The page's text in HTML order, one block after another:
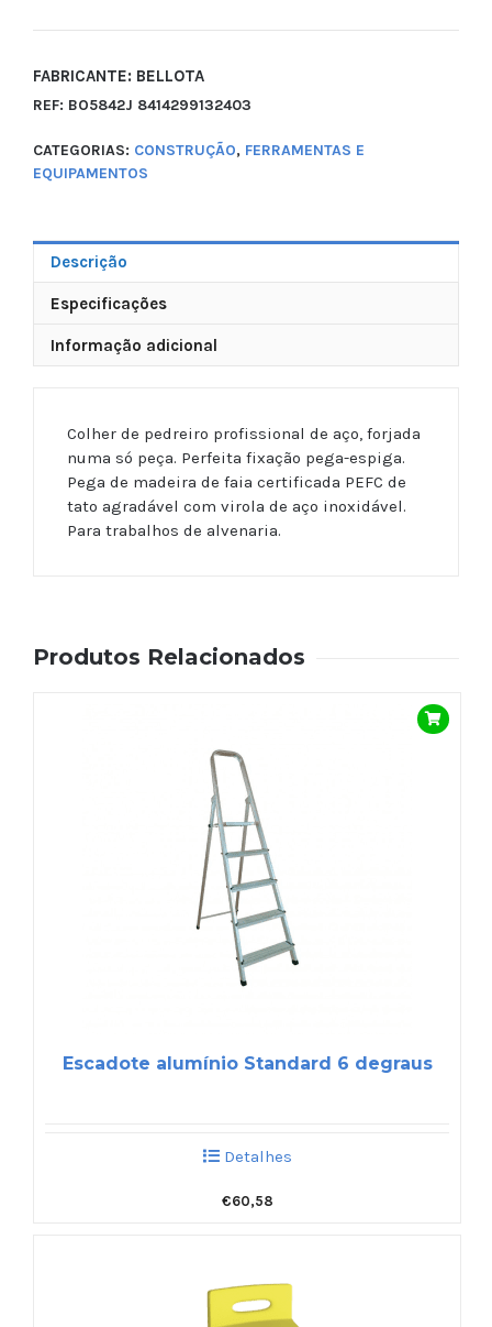
FABRICANTE: BELLOTA
REF: BO5842J 8414299132403
CATEGORIAS: CONSTRUÇÃO, FERRAMENTAS E
EQUIPAMENTOS
Descrição
Especificações
Informação adicional
Colher de pedreiro profissional de aço, forjada
numa só peça. Perfeita fixação pega-espiga.
Pega de madeira de faia certificada PEFC de
tato agradável com virola de aço inoxidável.
Para trabalhos de alvenaria.
Produtos Relacionados
Escadote alumínio Standard 6 degraus
Detalhes
€60,58